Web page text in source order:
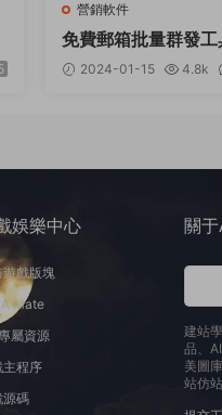
營銷軟件
免費郵箱批量群發工
2024-01-15 4.8k
娛樂中心
遊戲版塊
Mate
屬資源
主程序
源碼
關
建站
品、
美圖
站仿